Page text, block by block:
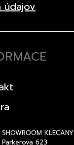
údajov
SHOWROOM KLECANY
Parkerova 623